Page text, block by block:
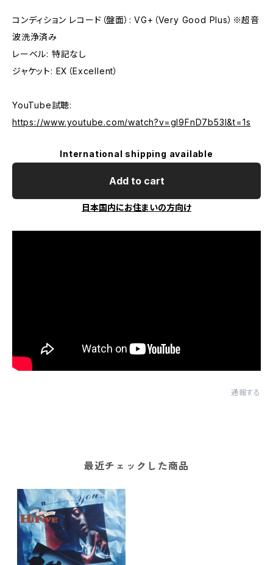
コンディション レコード（盤面）: VG+（Very Good Plus）※超音
波洗浄済み
レーベル: 特記なし
ジャケット: EX（Excellent）
YouTube試聴:
https://www.youtube.com/watch?v=gI9FnD7b53I&t=1s
International shipping available
Add to cart
日本国内にお住まいの方向け
通報する
最近チェックした商品